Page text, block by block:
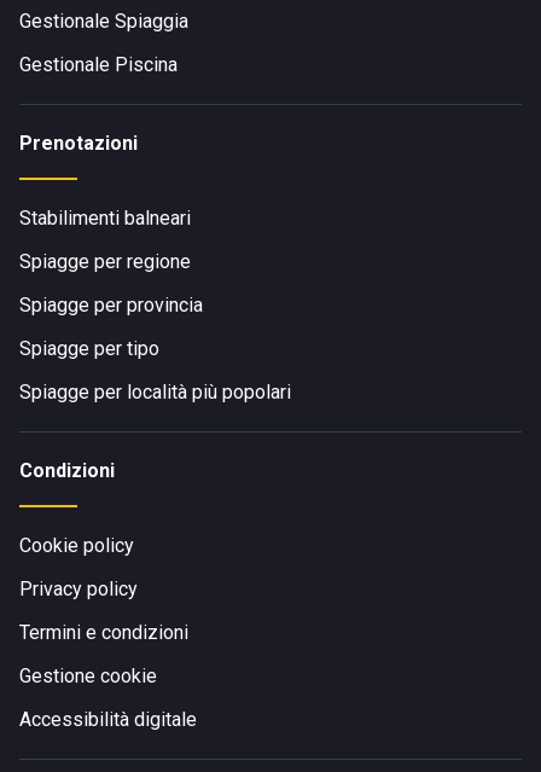
Gestionale Spiaggia
Gestionale Piscina
Prenotazioni
Stabilimenti balneari
Spiagge per regione
Spiagge per provincia
Spiagge per tipo
Spiagge per località più popolari
Condizioni
Cookie policy
Privacy policy
Termini e condizioni
Gestione cookie
Accessibilità digitale